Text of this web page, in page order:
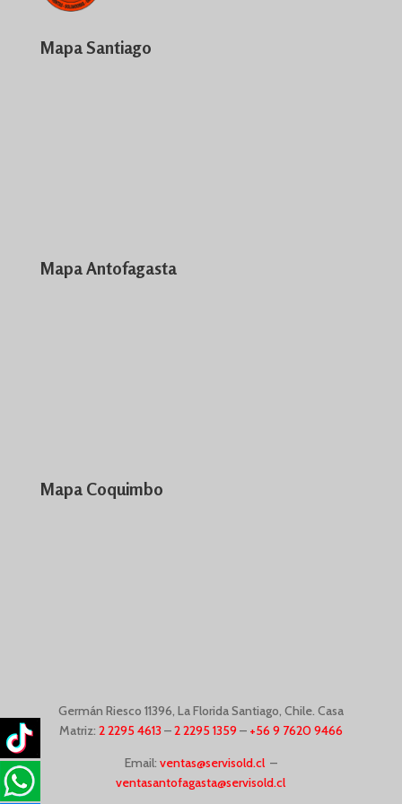
Mapa Santiago
Mapa Antofagasta
Mapa Coquimbo
Germán Riesco 11396, La Florida Santiago, Chile. Casa
Matriz: 2 2295 4613–2 2295 1359 – +56 9 7620 9466
Email: ventas@servisold.cl–
ventasantofagasta@servisold.cl